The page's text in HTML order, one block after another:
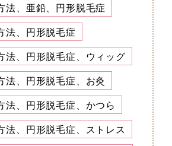
法、亜鉛、円形脱毛症
法、円形脱毛症
法、円形脱毛症、ウィッグ
法、円形脱毛症、お灸
法、円形脱毛症、かつら
法、円形脱毛症、ストレス